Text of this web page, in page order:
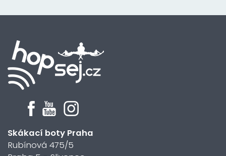
Skákací boty Praha
Rubínová 475/5